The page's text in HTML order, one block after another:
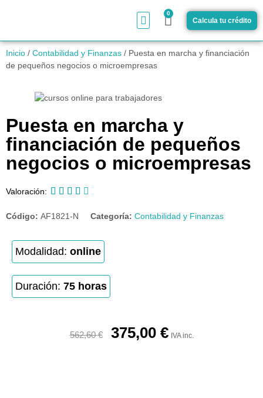
0
Calcula tu crédito
Inicio / Contabilidad y Finanzas / Puesta en marcha y financiación
de pequeños negocios o microempresas
Puesta en marcha y
financiación de pequeños
negocios o microempresas
Valoración:     
Código: AF1821-N Categoría: Contabilidad y Finanzas
Modalidad: online
Duración: 75 horas
562,60€ 375,00 € IVA inc.